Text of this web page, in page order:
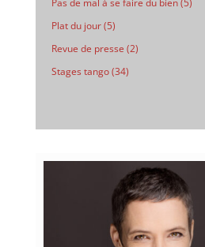
Plat du jour(5)
Revue de presse (2)
Stages tango(34)